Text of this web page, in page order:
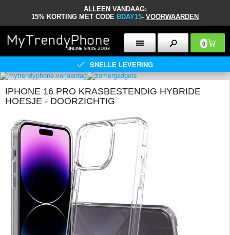
ALLEEN VANDAAG:
15% KORTING MET CODE BDAY15- VOORWAARDEN
0
SNELLE LEVERING
IPHONE 16 PRO KRASBESTENDIG HYBRIDE
HOESJE - DOORZICHTIG